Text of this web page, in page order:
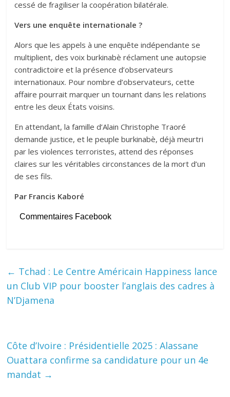
cessé de fragiliser la coopération bilatérale.
Vers une enquête internationale ?
Alors que les appels à une enquête indépendante se
multiplient, des voix burkinabè réclament une autopsie
contradictoire et la présence d’observateurs
internationaux. Pour nombre d’observateurs, cette
affaire pourrait marquer un tournant dans les relations
entre les deux États voisins.
En attendant, la famille d’Alain Christophe Traoré
demande justice, et le peuple burkinabè, déjà meurtri
par les violences terroristes, attend des réponses
claires sur les véritables circonstances de la mort d’un
de ses fils.
Par Francis Kaboré
Commentaires Facebook
← Tchad : Le Centre Américain Happiness lance
un Club VIP pour booster l’anglais des cadres à
N’Djamena
Côte d’Ivoire : Présidentielle 2025 : Alassane
Ouattara confirme sa candidature pour un 4e
mandat →